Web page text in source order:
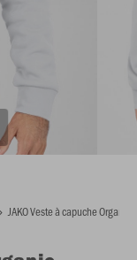
JAKO Veste à capuche Organic